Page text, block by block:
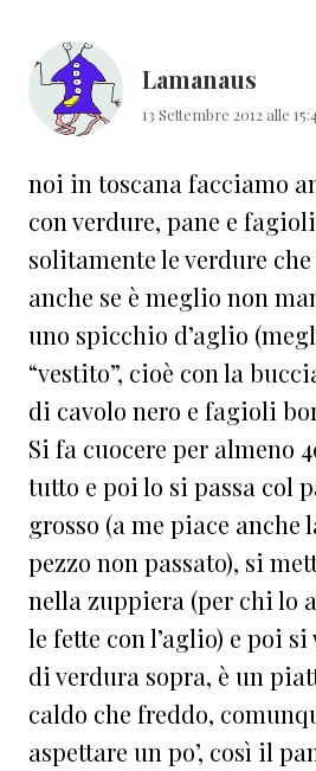
Lamanaus
13 Settembre 2012 alle
noi in toscana facciamo
con verdure, pane e
solitamente le verdure
anche se è meglio non
uno spicchio d’aglio
“vestito”, cioè con la
di cavolo nero e fagioli
Si fa cuocere per almeno
tutto e poi lo si passa col
grosso (a me piace anche
pezzo non passato), si
nella zuppiera (per chi lo
le fette con l’aglio) e poi
di verdura sopra, è un
caldo che freddo,
aspettare un po’, così il